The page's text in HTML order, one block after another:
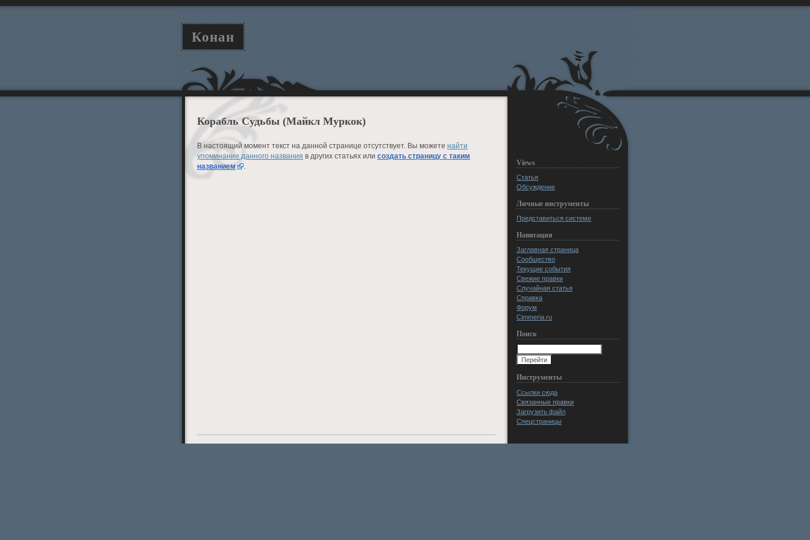
Конан
Корабль Судьбы (Майкл Муркок)
В настоящий момент текст на данной странице отсутствует. Вы можете найти
упоминание данного названия в других статьях или создать страницу с таким
названием
Views
Статья
Обсуждение
Личные инструменты
Представиться системе
Навигация
Заглавная страница
Сообщество
Текущие события
Свежие правки
Случайная статья
Справка
Форум
Cimmeria.ru
Поиск
Инструменты
Ссылки сюда
Связанные правки
Загрузить файл
Спецстраницы